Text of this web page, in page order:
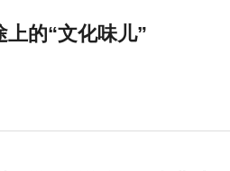
上的“文化味儿”